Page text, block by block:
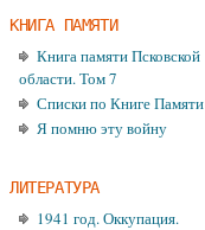
КНИГА ПАМЯТИ
Книга памяти Псковской
области. Том 7
Списки по Книге Памяти
Я помню эту войну
ЛИТЕРАТУРА
1941 год. Оккупация.